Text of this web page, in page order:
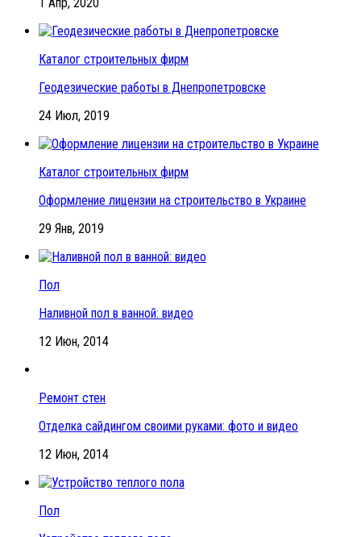
1 Апр, 2020
Каталог строительных фирм
Геодезические работы в Днепропетровске
24 Июл, 2019
Каталог строительных фирм
Оформление лицензии на строительство в Украине
29 Янв, 2019
Пол
Наливной пол в ванной: видео
12 Июн, 2014
Ремонт стен
Отделка сайдингом своими руками: фото и видео
12 Июн, 2014
Пол